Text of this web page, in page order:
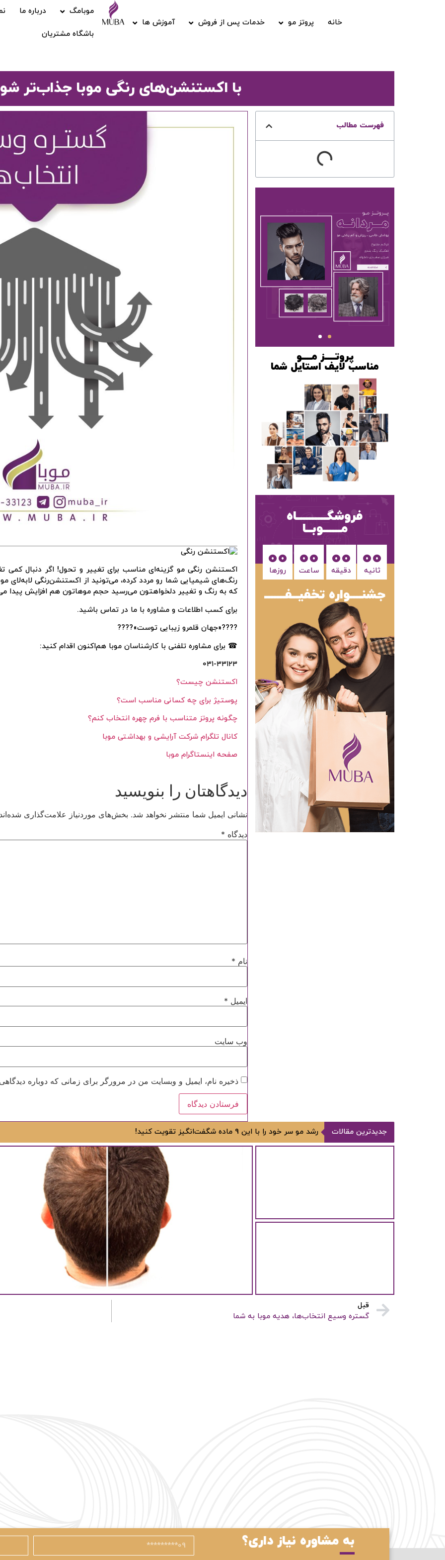
خانه پروتز مو خدمات پس از فروش آموزش ها
موبامگ درباره ما
باشگاه مشتریان
با اکستنشن‌های رنگی موبا جذاب‌تر
فهرست مطالب
پروتــــز مــــو
مناسب لایف استایل شما
فروشگــــــــــاه
مــــــوبــا
00
روزها
00
ساعت‌
00
دقیقه
00
ثانیه
جشنــــواره تخفیــفـــــــ
اکستنشن رنگی مو گزینه‌ای مناسب برای تغییر و تحول! اگر دنبال
رنگ‌‌های شیمیایی شما رو مردد کرده، می‌تونید از اکستنشن‌رنگی لابه‌لای
که به رنگ و تغییر دلخواهتون می‌رسید حجم موهاتون هم افزایش پیدا
برای کسب اطلاعات و مشاوره با ما در تماس باشید.
????«جهان قلمرو زیبایی توست»????
☎ برای مشاوره تلفنی با کارشناسان موبا هم‌اکنون اقدام کنید:
۰۳۱-۳۳۱۲۳
اکستنشن چیست؟
پوستیژ برای چه کسانی مناسب است؟
چگونه پروتز متناسب با فرم چهره انتخاب کنم؟
کانال تلگرام شرکت آرایشی و بهداشتی موبا
صفحه اینستاگرام موبا
دیدگاهتان را بنویسید
نشانی ایمیل شما منتشر نخواهد شد. بخش‌های موردنیاز علامت‌گذاری
دیدگاه *
نام *
ایمیل *
وب‌ سایت
ذخیره نام، ایمیل و وبسایت من در مرورگر برای زمانی که دوباره
جدیدترین مقالات رشد مو سر خود را با این 9 ماده شگفت‌انگیز تقویت کنید!
ریزش مو از منظر روانشناختی
ریزش مو از منظر روان‌شناختی مطالعات گویای آن است که...
قبل
گستره وسیع انتخاب‌ها، هدیه موبا به شما
به مشاوره نیاز داری؟
با شماره موبایل